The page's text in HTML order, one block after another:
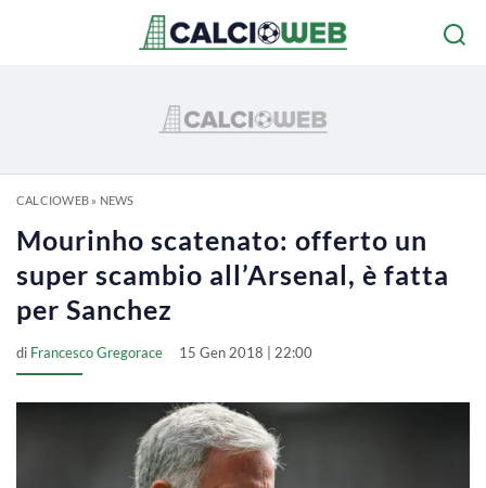
CALCIOWEB» NEWS
Mourinho scatenato: offerto un
super scambio all’Arsenal, è fatta
per Sanchez
di Francesco Gregorace 15 Gen 2018 | 22:00